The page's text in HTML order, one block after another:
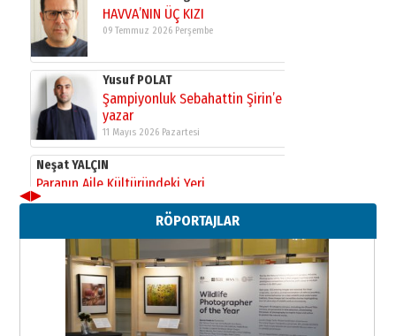
Yıldırım Gündoğdu
09 Temmuz 2026 Perşembe
Yusuf POLAT
Şampiyonluk Sebahattin Şirin’e
yazar
11 Mayıs 2026 Pazartesi
Neşat YALÇIN
Paranın Aile Kültüründeki Yeri
03 Ağustos 2026 Pazartesi
Yıldırım Gündoğdu
HAVVA’NIN ÜÇ KIZI
09 Temmuz 2026 Perşembe
◀▶
RÖPORTAJLAR